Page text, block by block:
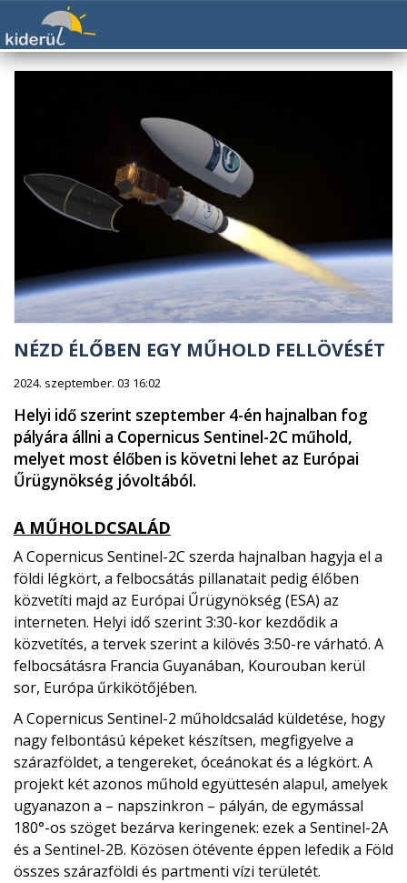
NÉZD ÉLŐBEN EGY MŰHOLD FELLÖVÉSÉT
2024. szeptember. 03 16:02
Helyi idő szerint szeptember 4-én hajnalban fog
pályára állni a Copernicus Sentinel-2C műhold,
melyet most élőben is követni lehet az Európai
Űrügynökség jóvoltából.
A MŰHOLDCSALÁD
A Copernicus Sentinel-2C szerda hajnalban hagyja el a
földi légkört, a felbocsátás pillanatait pedig élőben
közvetíti majd az Európai Űrügynökség (ESA) az
interneten. Helyi idő szerint 3:30-kor kezdődik a
közvetítés, a tervek szerint a kilövés 3:50-re várható. A
felbocsátásra Francia Guyanában, Kourouban kerül
sor, Európa űrkikötőjében.
A Copernicus Sentinel-2 műholdcsalád küldetése, hogy
nagy felbontású képeket készítsen, megfigyelve a
szárazföldet, a tengereket, óceánokat és a légkört. A
projekt két azonos műhold együttesén alapul, amelyek
ugyanazon a – napszinkron – pályán, de egymással
180°-os szöget bezárva keringenek: ezek a Sentinel-2A
és a Sentinel-2B. Közösen ötévente éppen lefedik a Föld
összes szárazföldi és partmenti vízi területét.